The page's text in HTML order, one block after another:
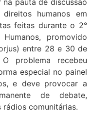
humanos em
feitas durante o 2°
promovido
entre 28 e 30 de
problema recebeu
especial no painel
e deve provocar a
de debate,
comunitárias.